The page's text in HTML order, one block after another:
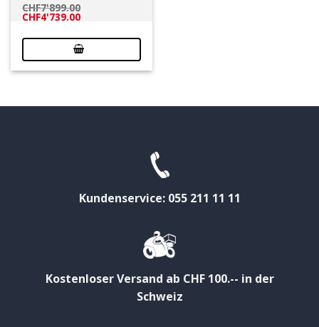
CHF7'899.00
Ursprünglicher
Preis
war:
CHF7'899.00
CHF4'739.00Aktueller
ist:
CHF4'739.00.
Kundenservice: 055 211 11 11
Kostenloser Versand ab CHF 100.-- in der
Schweiz